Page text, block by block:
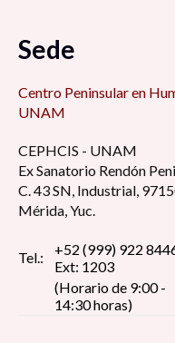
Sede
Centro Peninsular en
UNAM
CEPHCIS - UNAM
Ex Sanatorio Rendón
C. 43 SN, Industrial,
Mérida, Yuc.
Tel.:
+52 (999) 922
Ext: 1203
(Horario de 9:00 -
14:30 horas)